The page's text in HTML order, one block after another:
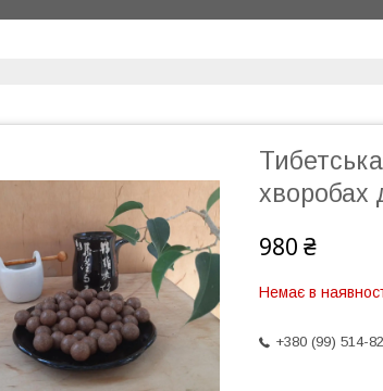
хворобах
980 ₴
Немає в
+380 (99) 514-